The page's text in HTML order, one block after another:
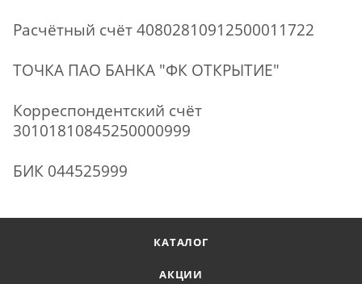
Расчётный счёт 40802810912500011722
ТОЧКА ПАО БАНКА "ФК ОТКРЫТИЕ"
Корреспондентский счёт
30101810845250000999
БИК 044525999
КАТАЛОГ
АКЦИИ